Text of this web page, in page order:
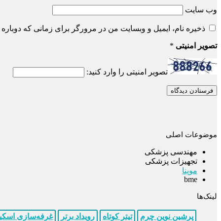
وب‌ سایت
ذخیره نام، ایمیل و وبسایت من در مرورگر برای زمانی که
تصویر امنیتی *
تصویر امنیتی را وارد کنید:
موضوعات اصلی
مهندسی پزشکی
تجهیزات پزشکی
موپنا
bme
لینک‌ها
پرشین نوین چرم تیتر کوتاه رویداد برتر غرفه‌سازی